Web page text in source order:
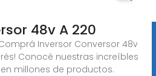
48v A 220
Inversor Conversor 48v
Conocé nuestras increíbles
millones de productos.